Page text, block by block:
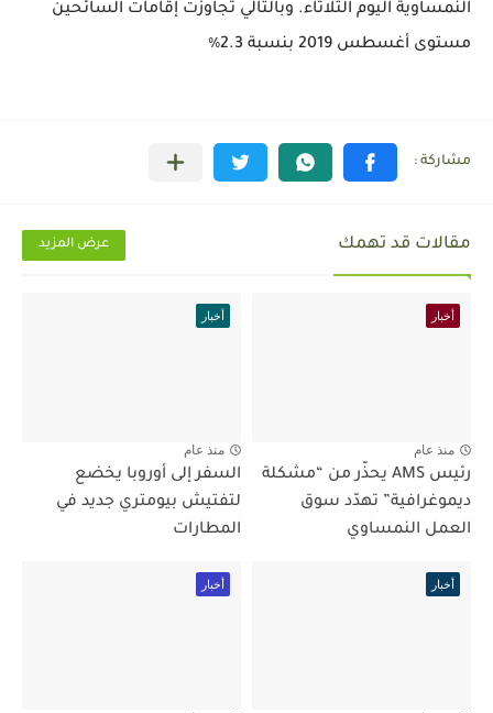
النمساوية اليوم الثلاثاء. وبالتالي تجاوزت إقامات السائحين
مستوى أغسطس 2019 بنسبة 2.3٪
مقالات قد تهمك عرض المزيد
أخبار
منذ عام
رئيس AMS يحذّر من “مشكلة
ديموغرافية” تهدّد سوق
العمل النمساوي
أخبار
منذ عام
السفر إلى أوروبا يخضع
لتفتيش بيومتري جديد في
المطارات
أخبار أخبار